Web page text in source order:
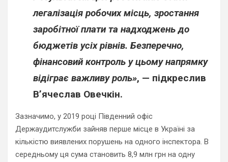
легалізація робочих місць, зростання
заробітної плати та надходжень до
бюджетів усіх рівнів. Безперечно,
фінансовий контроль у цьому напрямку
відіграє важливу роль», — підкреслив
В’ячеслав Овечкін.
Зазначимо, у 2019 році Південний офіс
Держаудитслужби зайняв перше місце в Україні за
кількістю виявлених порушень на одного інспектора. В
середньому ця сума становить 8,9 млн грн на одну